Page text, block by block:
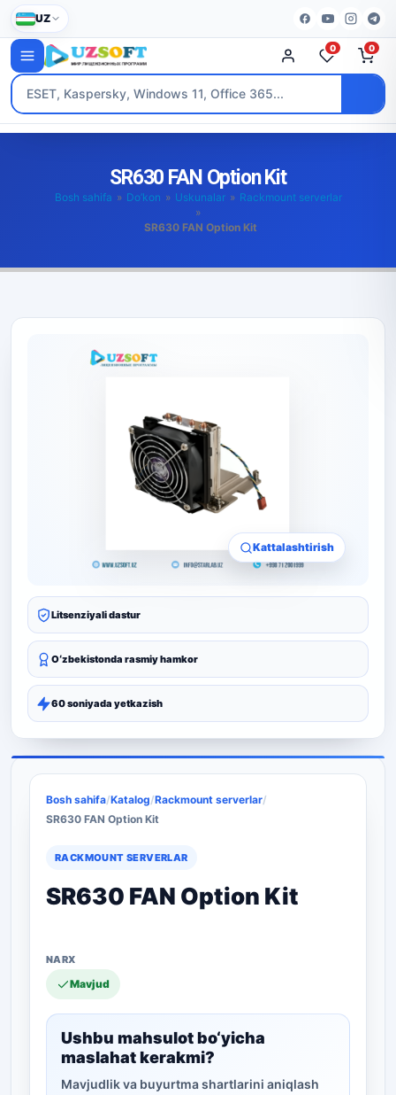
UZ
0 0
SR630 FAN Option Kit
Bosh sahifa » Do’kon » Uskunalar » Rackmount serverlar
»
SR630 FAN Option Kit
Kattalashtirish
Litsenziyali dastur
Oʻzbekistonda rasmiy hamkor
60 soniyada yetkazish
Bosh sahifa/Katalog/Rackmount serverlar/
SR630 FAN Option Kit
RACKMOUNT SERVERLAR
SR630 FAN Option Kit
Mavjud
Ushbu mahsulot bo‘yicha
maslahat kerakmi?
Mavjudlik va buyurtma shartlarini aniqlash